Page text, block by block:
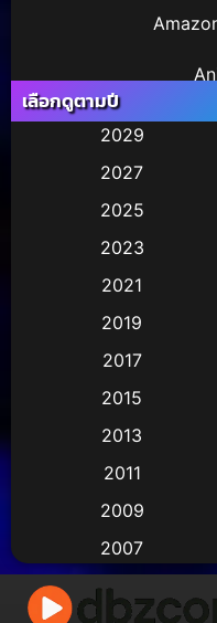
Based on a True
เลือกดูตามปี
2029
2027
2025
2023
2021
2019
2017
2015
2013
2011
2009
2007
2005